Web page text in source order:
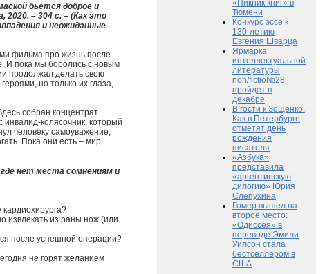
бьется доброе и
2020. – 304 с. – (Как это
и неожиданные
фильма про жизнь после
И пока мы боролись с новым
продолжал делать свою
но только их глаза,
собран концентрат
колясочник, который
человеку самоуважение,
Пока они есть – мир
где нет места сомнениям и
извлекать из раны нож (или
после успешной операции?
не горят желанием
«Пикник книг» в
Тюмени
Конкурс эссе к
130-летию
Евгения Шварца
Ярмарка
интеллектуальной
литературы
non/fictio№28
пройдет в
декабре
В гости к Зощенко.
Как в Петербурге
отметят день
рождения
писателя
«Азбука»
представила
«аргентинскую
дилогию» Юрия
Слепухина
Гомер вышел на
второе место:
«Одиссея» в
переводе Эмили
Уилсон стала
бестселлером в
США